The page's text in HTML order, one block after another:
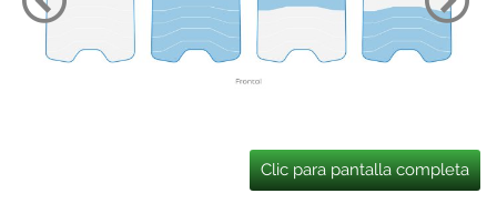
Clic para pantalla completa